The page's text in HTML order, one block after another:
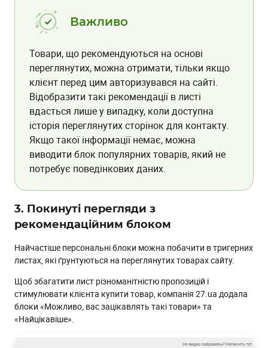
Важливо
Товари, що рекомендуються на основі
переглянутих, можна отримати, тільки якщо
клієнт перед цим авторизувався на сайті.
Відобразити такі рекомендації в листі
вдасться лише у випадку, коли доступна
історія переглянутих сторінок для контакту.
Якщо такої інформації немає, можна
виводити блок популярних товарів, який не
потребує поведінкових даних.
3. Покинуті перегляди з
рекомендаційним блоком
Найчастіше персональні блоки можна побачити в тригерних
листах, які ґрунтуються на переглянутих товарах сайту.
Щоб збагатити лист різноманітністю пропозицій і
стимулювати клієнта купити товар, компанія 27.ua додала
блоки «Можливо, вас зацікавлять такі товари» та
«Найцікавіше».